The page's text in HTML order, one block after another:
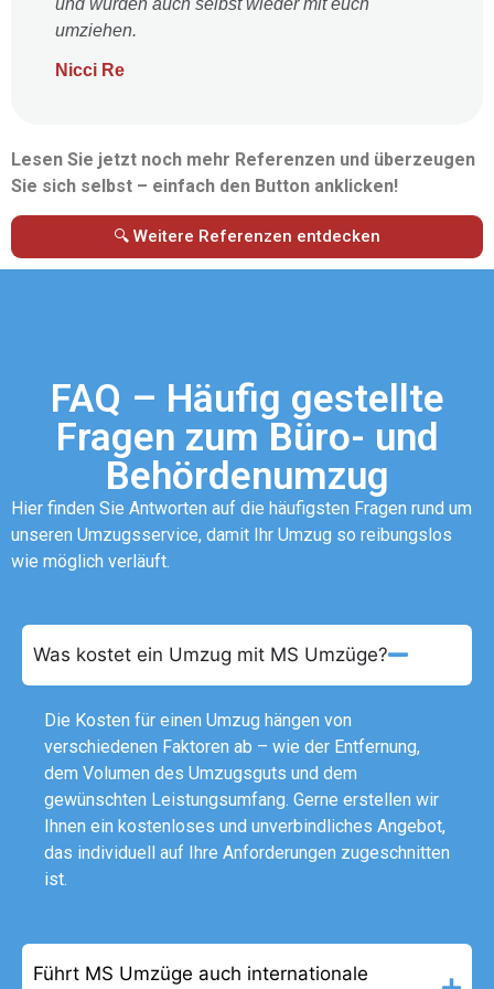
und würden auch selbst wieder mit euch
umziehen.
Nicci Re
Lesen Sie jetzt noch mehr Referenzen und überzeugen
Sie sich selbst – einfach den Button anklicken!
🔍 Weitere Referenzen entdecken
FAQ – Häufig gestellte
Fragen zum Büro- und
Behördenumzug
Hier finden Sie Antworten auf die häufigsten Fragen rund um
unseren Umzugsservice, damit Ihr Umzug so reibungslos
wie möglich verläuft.
Was kostet ein Umzug mit MS Umzüge?
Die Kosten für einen Umzug hängen von
verschiedenen Faktoren ab – wie der Entfernung,
dem Volumen des Umzugsguts und dem
gewünschten Leistungsumfang. Gerne erstellen wir
Ihnen ein kostenloses und unverbindliches Angebot,
das individuell auf Ihre Anforderungen zugeschnitten
ist.
Führt MS Umzüge auch internationale